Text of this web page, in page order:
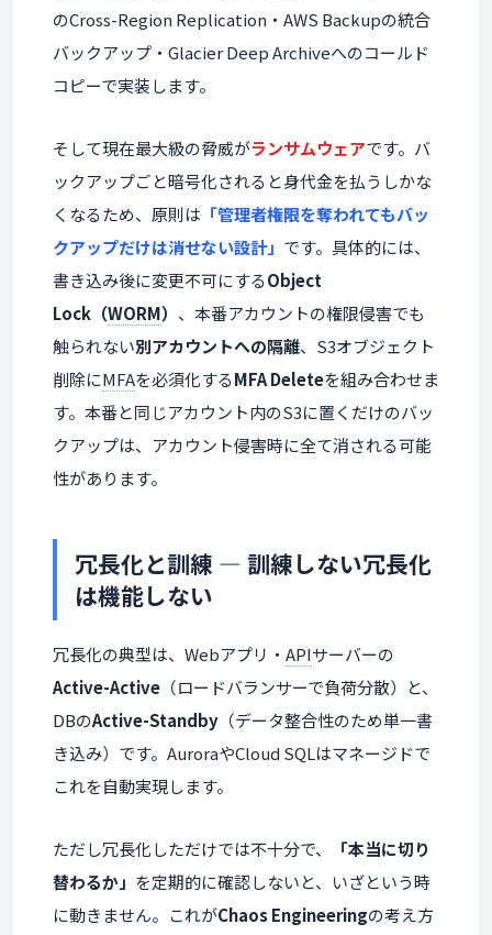
のCross-Region Replication・AWS Backupの統合
バックアップ・Glacier Deep Archiveへのコールド
コピーで実装します。
そして現在最大級の脅威がランサムウェアです。バ
ックアップごと暗号化されると身代金を払うしかな
くなるため、原則は 「管理者権限を奪われてもバッ
クアップだけは消せない設計」 です。具体的には、
書き込み後に変更不可にするObject
Lock（WORM） 、本番アカウントの権限侵害でも
触られない別アカウントへの隔離、S3オブジェクト
削除にMFAを必須化するMFA Deleteを組み合わせま
す。本番と同じアカウント内のS3に置くだけのバッ
クアップは、アカウント侵害時に全て消される可能
性があります。
冗長化と訓練 ― 訓練しない冗長化
は機能しない
冗長化の典型は、Webアプリ・ APIサーバーの
Active-Active （ロードバランサーで負荷分散）と、
DBのActive-Standby （データ整合性のため単一書
き込み）です。AuroraやCloud SQLはマネージドで
これを自動実現します。
ただし冗長化しただけでは不十分で、
「本当に切り
替わるか」 を定期的に確認しないと、いざという時
に動きません。これがChaos Engineeringの考え方